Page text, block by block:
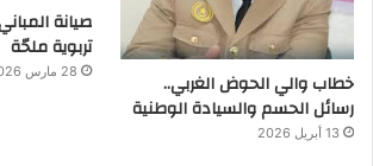
خطاب والي الحوض الغربي..
رسائل الحسم والسيادة الوطنية
13 أبريل 2026
صيانة
تربوية ملحّة
28 مارس 2026